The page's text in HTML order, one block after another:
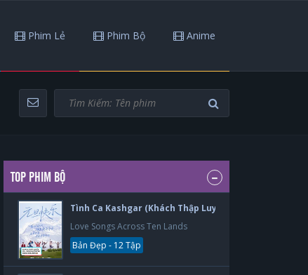
Phim Lẻ Phim Bộ Anime
TOP PHIM BỘ
Tình Ca Kashgar (Khách Thập Luyến Ca) (2026)
Love Songs Across Ten Lands
Bản Đẹp - 12 Tập